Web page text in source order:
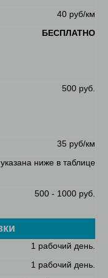
40 руб/км
БЕСПЛАТНО
500 руб.
35 руб/км
указана ниже в таблице
500 - 1000 руб.
1 рабочий день.
1 рабочий день.